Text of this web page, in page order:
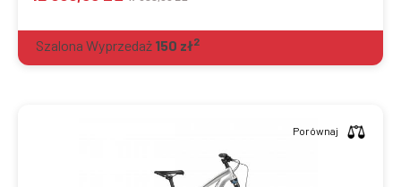
Szalona Wyprzedaż 150 zł2
Porównaj